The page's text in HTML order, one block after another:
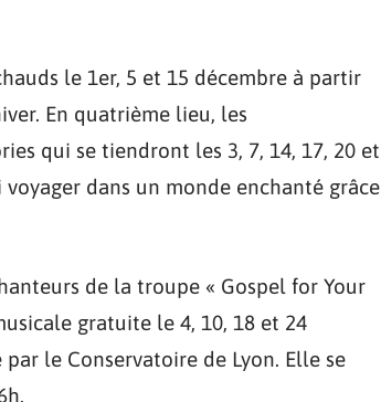
le 1er, 5 et 15 décembre à partir
En quatrième lieu, les
qui se tiendront les 3, 7, 14, 17, 20 et
dans un monde enchanté grâce
de la troupe « Gospel for Your
gratuite le 4, 10, 18 et 24
le Conservatoire de Lyon. Elle se